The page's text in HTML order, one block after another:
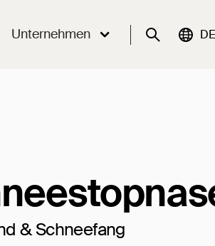
Unternehmen Suche DE
& Schneefang